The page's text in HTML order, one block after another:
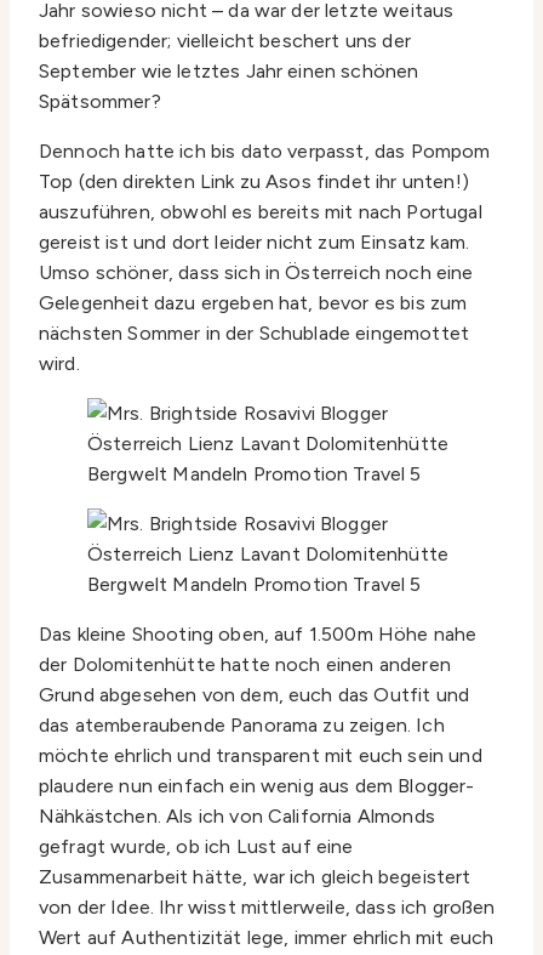
Jahr sowieso nicht – da war der letzte weitaus
befriedigender; vielleicht beschert uns der
September wie letztes Jahr einen schönen
Spätsommer?
Dennoch hatte ich bis dato verpasst, das Pompom
Top (den direkten Link zu Asos findet ihr unten!)
auszuführen, obwohl es bereits mit nach Portugal
gereist ist und dort leider nicht zum Einsatz kam.
Umso schöner, dass sich in Österreich noch eine
Gelegenheit dazu ergeben hat, bevor es bis zum
nächsten Sommer in der Schublade eingemottet
wird.
Das kleine Shooting oben, auf 1.500m Höhe nahe
der Dolomitenhütte hatte noch einen anderen
Grund abgesehen von dem, euch das Outfit und
das atemberaubende Panorama zu zeigen. Ich
möchte ehrlich und transparent mit euch sein und
plaudere nun einfach ein wenig aus dem Blogger-
Nähkästchen. Als ich von California Almonds
gefragt wurde, ob ich Lust auf eine
Zusammenarbeit hätte, war ich gleich begeistert
von der Idee. Ihr wisst mittlerweile, dass ich großen
Wert auf Authentizität lege, immer ehrlich mit euch